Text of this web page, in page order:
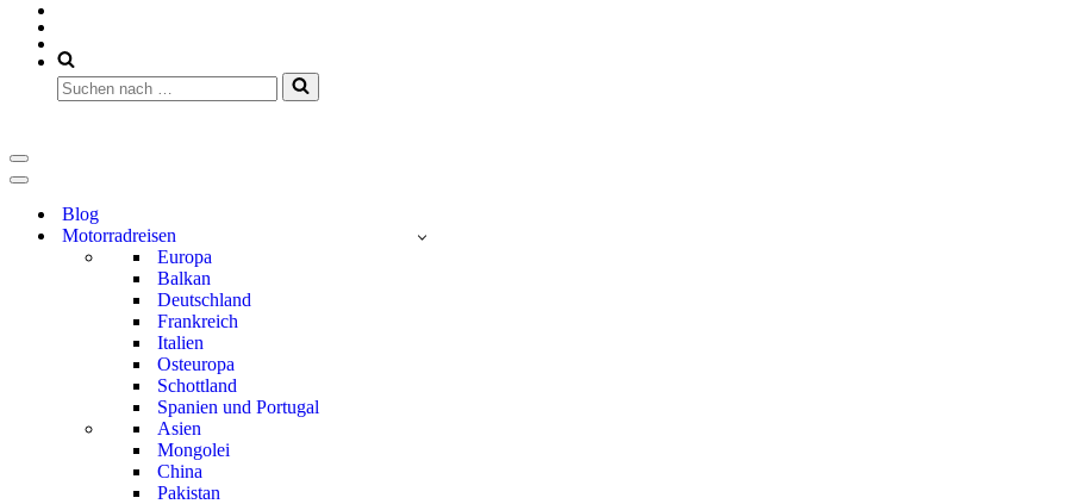
Suchen
nach …
Navigationsmenü
Navigationsmenü
Blog
Motorradreisen
Europa
Balkan
Deutschland
Frankreich
Italien
Osteuropa
Schottland
Spanien und Portugal
Asien
Mongolei
China
Pakistan